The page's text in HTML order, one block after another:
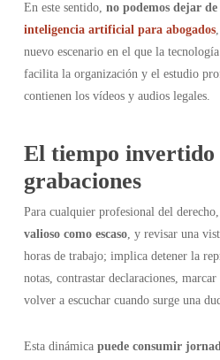
En este sentido, no podemos dejar
inteligencia artificial para abogados
nuevo escenario en el que la
facilita la organización y el estudio
contienen los vídeos y audios legales.
El tiempo invertido
grabaciones
Para cualquier profesional del derecho,
valioso como escaso, y revisar una
horas de trabajo; implica detener la
notas, contrastar declaraciones,
volver a escuchar cuando surge una
Esta dinámica puede consumir